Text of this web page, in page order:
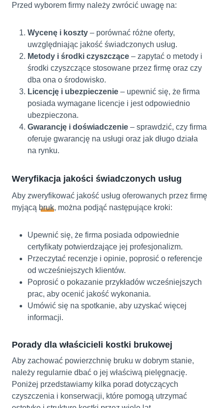
Przed wyborem firmy należy zwrócić uwagę na:
Wycenę i koszty – porównać różne oferty,
uwzględniając jakość świadczonych usług.
Metody i środki czyszczące – zapytać o metody i
środki czyszczące stosowane przez firmę oraz czy
dba ona o środowisko.
Licencję i ubezpieczenie – upewnić się, że firma
posiada wymagane licencje i jest odpowiednio
ubezpieczona.
Gwarancję i doświadczenie – sprawdzić, czy firma
oferuje gwarancję na usługi oraz jak długo działa
na rynku.
Weryfikacja jakości świadczonych usług
Aby zweryfikować jakość usług oferowanych przez firmę
myjącą bruk, można podjąć następujące kroki:
Upewnić się, że firma posiada odpowiednie
certyfikaty potwierdzające jej profesjonalizm.
Przeczytać recenzje i opinie, poprosić o referencje
od wcześniejszych klientów.
Poprosić o pokazanie przykładów wcześniejszych
prac, aby ocenić jakość wykonania.
Umówić się na spotkanie, aby uzyskać więcej
informacji.
Porady dla właścicieli kostki brukowej
Aby zachować powierzchnię bruku w dobrym stanie,
należy regularnie dbać o jej właściwą pielęgnację.
Poniżej przedstawiamy kilka porad dotyczących
czyszczenia i konserwacji, które pomogą utrzymać